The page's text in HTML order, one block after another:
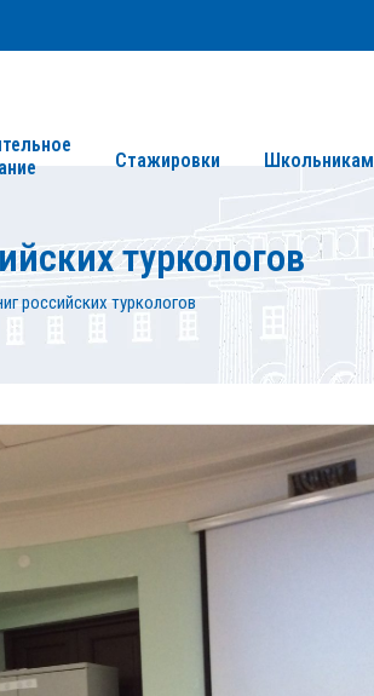
Стажировки Школьникам
туркологов
российских туркологов